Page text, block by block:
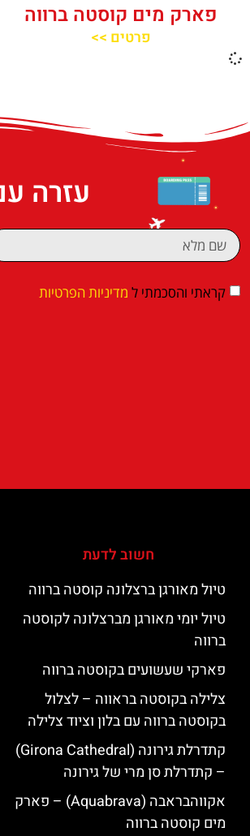
פארק מים קוסטה ברווה
פרטים >>
עזרה
קראתי והסכמתי ל מדיניות הפרטיות
חשוב לדעת
טיול מאורגן ברצלונה קוסטה ברווה
טיול יומי מאורגן מברצלונה לקוסטה
ברווה
פארקי שעשועים בקוסטה ברווה
צלילה בקוסטה בראווה – לצלול
בקוסטה ברווה עם בלון וציוד צלילה
קתדרלת גירונה (Girona Cathedral)
– קתדרלת סן מרי של גירונה
אקווהבראבה (Aquabrava) – פארק
מים קוסטה ברווה